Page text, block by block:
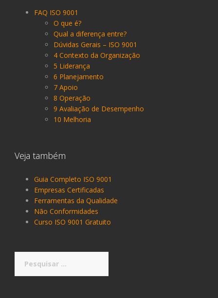
FAQ ISO 9001
O que é?
Qual a diferença entre?
Dúvidas Gerais – ISO 9001
4 Contexto da Organização
5 Liderança
6 Planejamento
7 Apoio
8 Operação
9 Avaliação de Desempenho
10 Melhoria
Veja também
Guia Completo ISO 9001
Empresas Certificadas
Ferramentas da Qualidade
Não Conformidades
Curso ISO 9001 Gratuito
por: